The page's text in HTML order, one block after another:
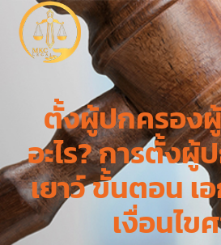
ตั้งผู้ปกครอง
อะไร? การตั้ง
เยาว์ ขั้นตอน เ
เงื่อนไข